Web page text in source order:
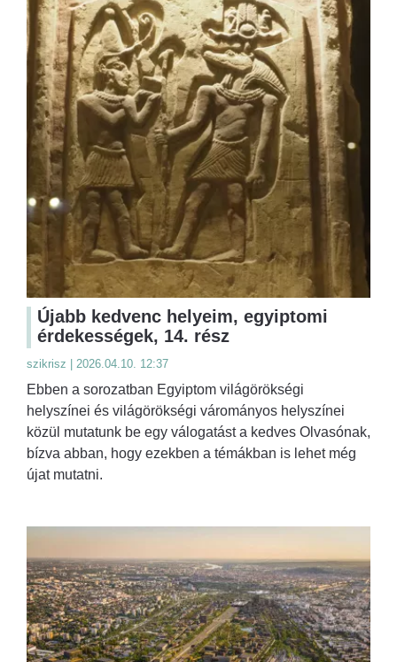
Újabb kedvenc helyeim, egyiptomi
érdekességek, 14. rész
szikrisz | 2026.04.10. 12:37
Ebben a sorozatban Egyiptom világörökségi
helyszínei és világörökségi várományos helyszínei
közül mutatunk be egy válogatást a kedves Olvasónak,
bízva abban, hogy ezekben a témákban is lehet még
újat mutatni.